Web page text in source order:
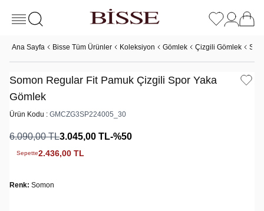
Ana Sayfa Bisse Tüm Ürünler Koleksiyon Gömlek Çizgili Gömlek
Somon Regular Fit Pamuk Çizgili Spor Yaka
Gömlek
Ürün Kodu : GMCZG3SP224005_30
6.090,00TL3.045,00 TL-%50
Sepette2.436,00 TL
Renk: Somon